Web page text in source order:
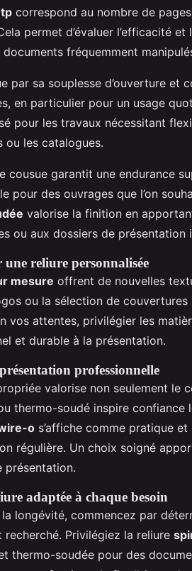
tp correspond au nombre de
permet d’évaluer l’efficacité
documents fréquemment
par sa souplesse d’ouverture et
en particulier pour un usage
pour les travaux nécessitant
ou les catalogues.
cousue garantit une endurance
pour des ouvrages que l’on
valorise la finition en
ou aux dossiers de présentation
reliure personnalisée
mesure offrent de nouvelles
ou la sélection de
vos attentes, privilégier les
et durable à la présentation.
professionnelle
valorise non seulement le
thermo-soudé inspire confiance
o s’affiche comme pratique
régulière. Un choix soigné
présentation.
adaptée à chaque besoin
longévité, commencez par
recherché. Privilégiez la reliure
thermo-soudée pour des